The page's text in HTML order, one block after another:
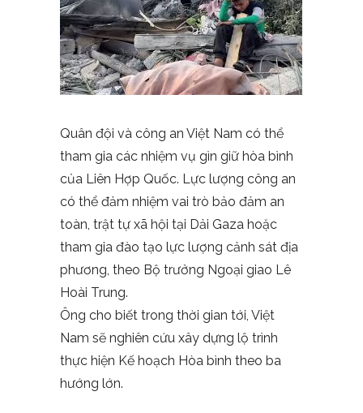
Quân đội và công an Việt Nam có thể
tham gia các nhiệm vụ gìn giữ hòa bình
của Liên Hợp Quốc. Lực lượng công an
có thể đảm nhiệm vai trò bảo đảm an
toàn, trật tự xã hội tại Dải Gaza hoặc
tham gia đào tạo lực lượng cảnh sát địa
phương, theo Bộ trưởng Ngoại giao Lê
Hoài Trung.
Ông cho biết trong thời gian tới, Việt
Nam sẽ nghiên cứu xây dựng lộ trình
thực hiện Kế hoạch Hòa bình theo ba
hướng lớn.